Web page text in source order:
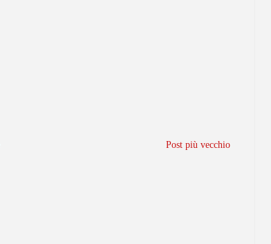
Post più vecchio